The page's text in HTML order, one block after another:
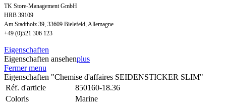
TK Store-Management GmbH
HRB 39109
Am Stadtholz 39, 33609 Bielefeld, Allemagne
+49 (0)521 306 123
Eigenschaften
Eigenschaften ansehenplus
Fermer menu
Eigenschaften "Chemise d'affaires SEIDENSTICKER SLIM"
Réf. d'article
850160-18.36
Coloris
Marine